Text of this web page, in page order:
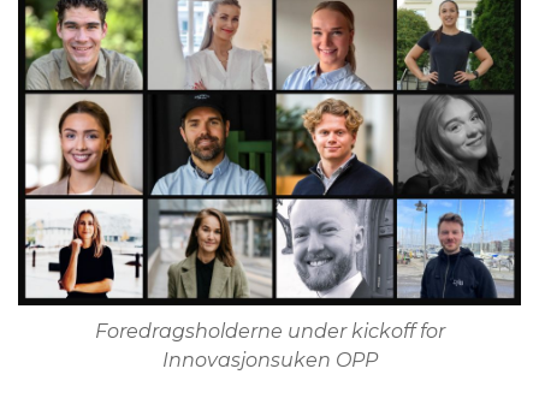
Foredragsholderne under kickoff for
Innovasjonsuken OPP